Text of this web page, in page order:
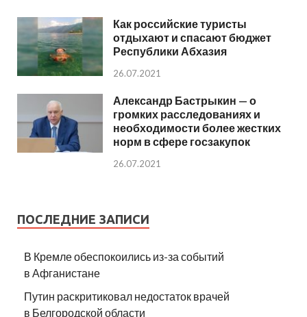
Как российские туристы
отдыхают и спасают бюджет
Республики Абхазия
26.07.2021
Александр Бастрыкин — о
громких расследованиях и
необходимости более жестких
норм в сфере госзакупок
26.07.2021
ПОСЛЕДНИЕ ЗАПИСИ
В Кремле обеспокоились из-за событий
в Афганистане
Путин раскритиковал недостаток врачей
в Белгородской области